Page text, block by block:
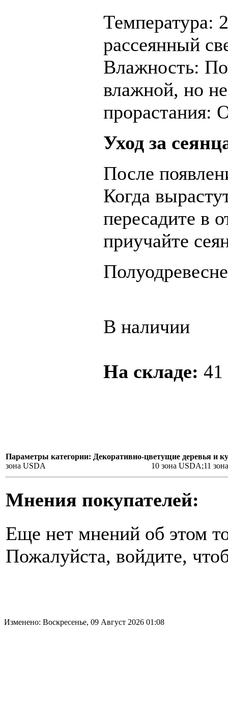
Температура:
рассеянный
Влажность:
влажной, но
прорастания:
Уход за
После
Когда
пересадите в
приучайте
В наличии
На складе: 41
Параметры категории: Декоративно-цветущие деревья и
зона USDA
10 зона USDA;11
Мнения покупателей:
Еще нет мнений об этом
Пожалуйста, войдите,
Изменено: Воскресенье, 09 Август 2026 01:08